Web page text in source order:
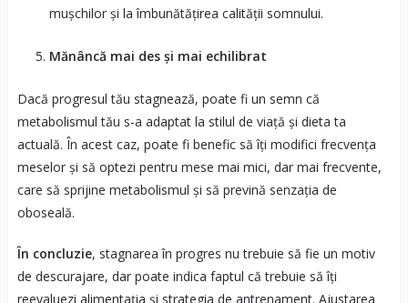
mușchilor și la îmbunătățirea calității somnului.
Mănâncă mai des și mai echilibrat
Dacă progresul tău stagnează, poate fi un semn că
metabolismul tău s-a adaptat la stilul de viață și dieta ta
actuală. În acest caz, poate fi benefic să îți modifici frecvența
meselor și să optezi pentru mese mai mici, dar mai frecvente,
care să sprijine metabolismul și să prevină senzația de
oboseală.
În concluzie, stagnarea în progres nu trebuie să fie un motiv
de descurajare, dar poate indica faptul că trebuie să îți
reevaluezi alimentația și strategia de antrenament. Ajustarea